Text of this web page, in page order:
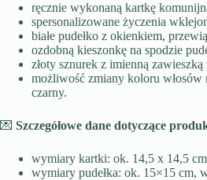
ręcznie wykonaną kartkę
spersonalizowane życzenia
białe pudełko z okienkiem,
ozdobną kieszonkę na spodzie
złoty sznurek z imienną zawieszką
możliwość zmiany koloru włosów
czarny.
💌 Szczegółowe dane dotyczące
wymiary kartki: ok. 14,5 x 14,5
wymiary pudełka: ok. 15×15 cm,